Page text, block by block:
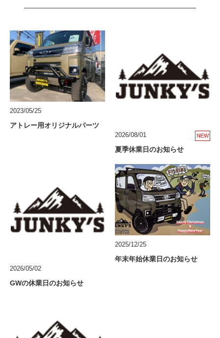
2023/05/25
アトレー用オリジナルパーツ
2026/08/01 NEW
夏季休業日のお知らせ
2026/05/02
GWの休業日のお知らせ
2025/12/25
年末年始休業日のお知らせ